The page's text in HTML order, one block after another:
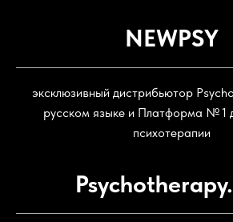
NEWPSY
эксклюзивный дистрибьютор
русском языке и Платформа № 1
психотерапии